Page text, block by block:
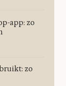
app: zo
zo